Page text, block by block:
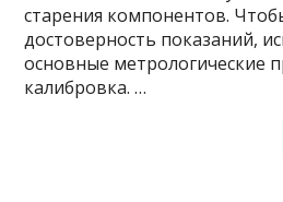
старения компонентов.
достоверность показаний,
основные метрологические
калибровка. …